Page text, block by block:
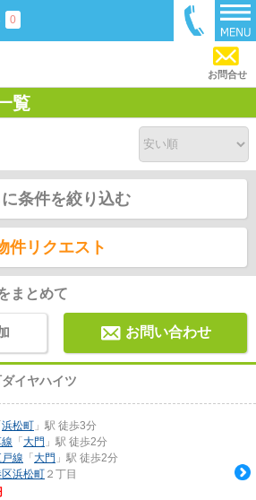
0
お問合せ
覧
条件を絞り込む
件リクエスト
まとめて
お問い合わせ
イヤハイツ
浜松町 」駅 徒歩3分
「 大門 」駅 徒歩2分
線 「 大門 」駅 徒歩2分
浜松町 ２丁目